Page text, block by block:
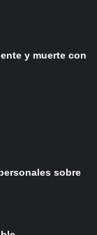
y muerte con
sobre